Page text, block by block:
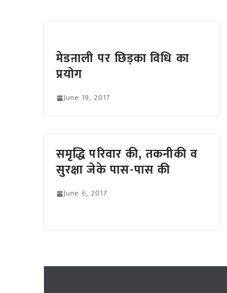
मेडऩाली पर छिड़का विधि का
प्रयोग
June 19, 2017
समृद्धि परिवार की, तकनीकी व
सुरक्षा जेके पास-पास की
June 6, 2017